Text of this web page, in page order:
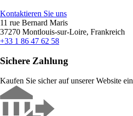
Kontaktieren Sie uns
11 rue Bernard Maris
37270 Montlouis-sur-Loire, Frankreich
+33 1 86 47 62 58
Sichere Zahlung
Kaufen Sie sicher auf unserer Website ein